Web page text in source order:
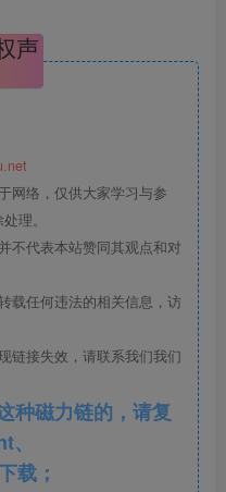
声
网络，仅供大家学习与参
理。
不代表本站赞同其观点和对
载任何违法的相关信息，访
链接失效，请联系我们我们
种磁力链的，请复
载；